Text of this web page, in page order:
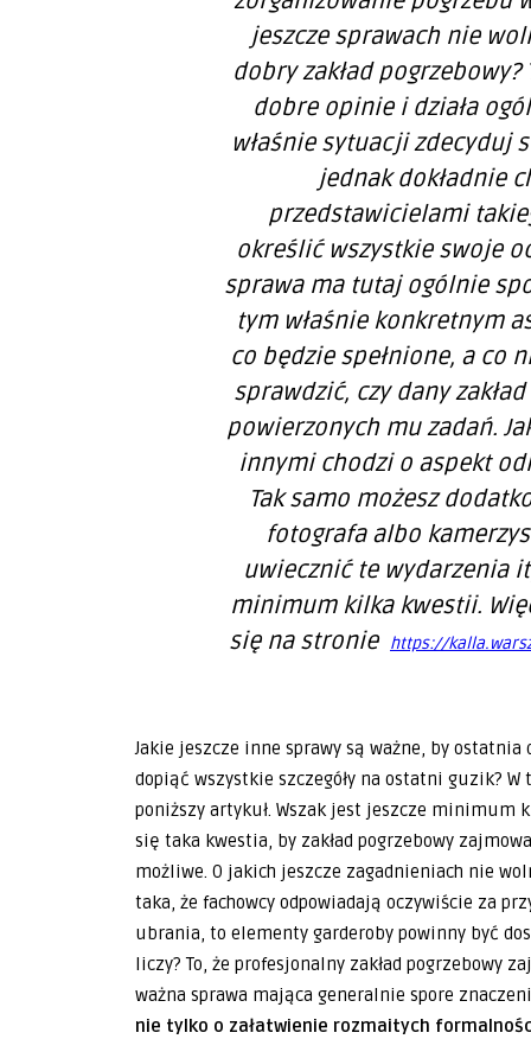
jeszcze sprawach nie
dobry zakład
dobre opinie i działa
właśnie sytuacji zdecyduj
jednak dokładnie
przedstawicielami
określić wszystkie swoje
sprawa ma tutaj ogólnie
tym właśnie konkretnym
co będzie spełnione, a co
sprawdzić, czy dany
powierzonych mu zadań.
innymi chodzi o aspekt
Tak samo możesz
fotografa albo
uwiecznić te wydarzenia
minimum kilka kwestii.
się na stronie https://
Jakie jeszcze inne sprawy są ważne, by ostatnia
dopiąć wszystkie szczegóły na ostatni guzik?
poniższy artykuł. Wszak jest jeszcze minimum
się taka kwestia, by zakład pogrzebowy
możliwe. O jakich jeszcze zagadnieniach nie
taka, że fachowcy odpowiadają oczywiście za
ubrania, to elementy garderoby powinny być
liczy? To, że profesjonalny zakład pogrzebowy
ważna sprawa mająca generalnie spore
nie tylko o załatwienie rozmaitych